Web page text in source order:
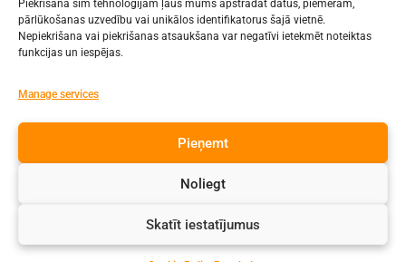
Piekrišana šīm tehnoloģijām ļaus mums apstrādāt datus, piemēram,
pārlūkošanas uzvedību vai unikālos identifikatorus šajā vietnē.
Nepiekrišana vai piekrišanas atsaukšana var negatīvi ietekmēt noteiktas
funkcijas un iespējas.
Manage services
Pieņemt
Noliegt
Skatīt iestatījumus
Reģ. Nr. 2713903513 (IZM)
Daugavpils valstspilsētas pašvaldība 90000077325
tālr. Direktors: 65423030,
Lietvedis: 65421923
Visas tiesības aizsargātas